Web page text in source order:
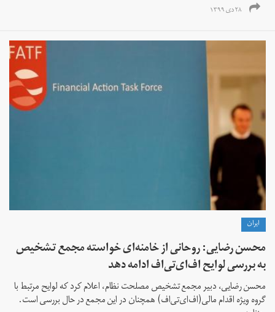
۲۸ دی ۱۳۹۹
ايران
محسن رضایی: روحانی از خامنه‌ای خواسته مجمع تشخیص
به بررسی لوایح اف‌ای‌تی‌اف ادامه دهد
محسن رضایی، دبیر مجمع تشخیص مصلحت نظام، اعلام کرد که لوایح مرتبط با
گروه ویژه اقدام مالی(اف‌ای‌تی‌اف) همچنان در این مجمع در حال بررسی است.